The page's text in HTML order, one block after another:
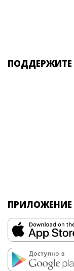
ПОДДЕРЖИТЕ
ПРИЛОЖЕНИЕ